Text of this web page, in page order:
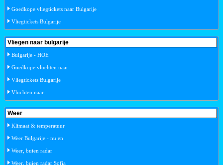
Goedkope vliegtickets naar Bulgarije
Vliegtickets Bulgarije
Vliegen naar bulgarije
Bulgarije - HOE
Goedkope vluchten naar
Vliegtickets Bulgarije
Vluchten naar
Weer
Klimaat & temperatuur
Weer Bulgarije - nu en
Weer, buien radar
Weer, buien radar Sofia